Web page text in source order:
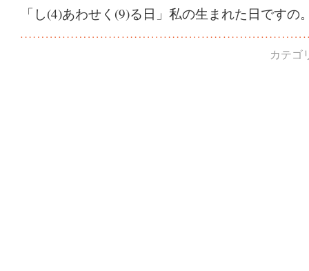
「し(4)あわせく(9)る日」私の生まれた日ですの
カテゴ